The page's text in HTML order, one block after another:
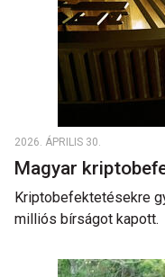
2026. ÁPRILIS 30.
Magyar
Kriptobefektetésekre
milliós bírságot kapott.